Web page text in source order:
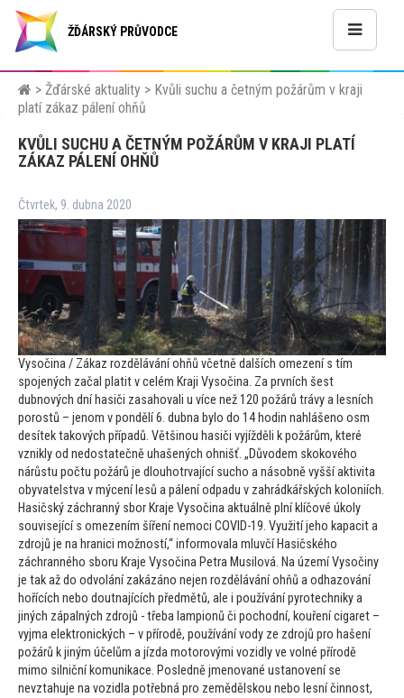
ŽĎÁRSKÝ PRŮVODCE
> Žďárské aktuality > Kvůli suchu a četným požárům v kraji
platí zákaz pálení ohňů
KVŮLI SUCHU A ČETNÝM POŽÁRŮM V KRAJI PLATÍ
ZÁKAZ PÁLENÍ OHŇŮ
Čtvrtek, 9. dubna 2020
Vysočina / Zákaz rozdělávání ohňů včetně dalších omezení s tím
spojených začal platit v celém Kraji Vysočina. Za prvních šest
dubnových dní hasiči zasahovali u více než 120 požárů trávy a lesních
porostů – jenom v pondělí 6. dubna bylo do 14 hodin nahlášeno osm
desítek takových případů. Většinou hasiči vyjížděli k požárům, které
vznikly od nedostatečně uhašených ohnišť. „Důvodem skokového
nárůstu počtu požárů je dlouhotrvající sucho a násobně vyšší aktivita
obyvatelstva v mýcení lesů a pálení odpadu v zahrádkářských koloniích.
Hasičský záchranný sbor Kraje Vysočina aktuálně plní klíčové úkoly
související s omezením šíření nemoci COVID-19. Využití jeho kapacit a
zdrojů je na hranici možností,“ informovala mluvčí Hasičského
záchranného sboru Kraje Vysočina Petra Musilová. Na území Vysočiny
je tak až do odvolání zakázáno nejen rozdělávání ohňů a odhazování
hořících nebo doutnajících předmětů, ale i používání pyrotechniky a
jiných zápalných zdrojů - třeba lampionů či pochodní, kouření cigaret –
vyjma elektronických – v přírodě, používání vody ze zdrojů pro hašení
požárů k jiným účelům a jízda motorovými vozidly ve volné přírodě
mimo silniční komunikace. Posledně jmenované ustanovení se
nevztahuje na vozidla potřebná pro zemědělskou nebo lesní činnost,